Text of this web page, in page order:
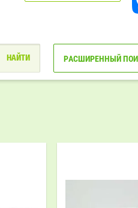
РАСШИРЕННЫЙ